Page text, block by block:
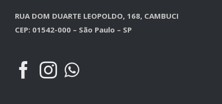
RUA DOM DUARTE LEOPOLDO, 168, CAMBUCI
CEP: 01542-000 – São Paulo – SP